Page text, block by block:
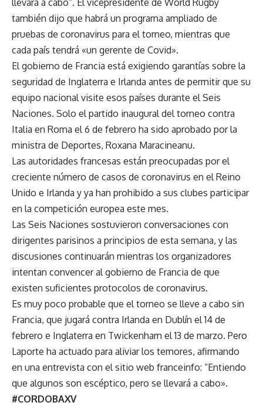
también dijo que habrá un programa ampliado de
pruebas de coronavirus para el torneo, mientras que
cada país tendrá «un gerente de Covid».
El gobierno de Francia está exigiendo garantías sobre la
seguridad de Inglaterra e Irlanda antes de permitir que su
equipo nacional visite esos países durante el Seis
Naciones. Solo el partido inaugural del torneo contra
Italia en Roma el 6 de febrero ha sido aprobado por la
ministra de Deportes, Roxana Maracineanu.
Las autoridades francesas están preocupadas por el
creciente número de casos de coronavirus en el Reino
Unido e Irlanda y ya han prohibido a sus clubes participar
en la competición europea este mes.
Las Seis Naciones sostuvieron conversaciones con
dirigentes parisinos a principios de esta semana, y las
discusiones continuarán mientras los organizadores
intentan convencer al gobierno de Francia de que
existen suficientes protocolos de coronavirus.
Es muy poco probable que el torneo se lleve a cabo sin
Francia, que jugará contra Irlanda en Dublín el 14 de
febrero e Inglaterra en Twickenham el 13 de marzo. Pero
Laporte ha actuado para aliviar los temores, afirmando
en una entrevista con el sitio web franceinfo: “Entiendo
que algunos son escéptico, pero se llevará a cabo».
#CORDOBAXV